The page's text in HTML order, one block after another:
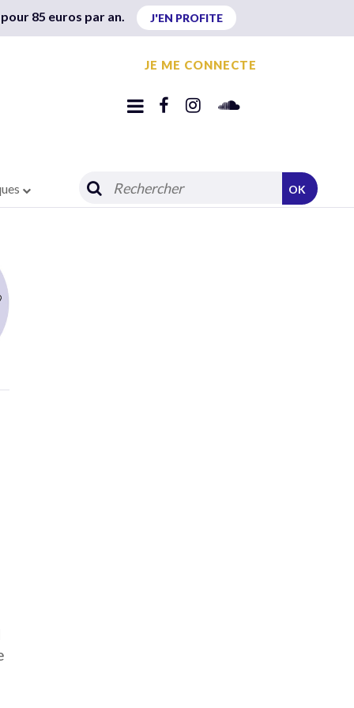
85 euros par an. J'EN PROFITE
JE ME CONNECTE
OK